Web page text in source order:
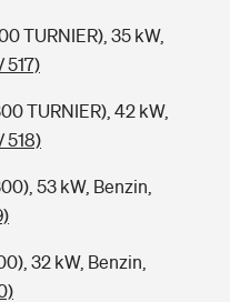
TURNIER), 35 kW,
517)
TURNIER), 42 kW,
518)
53 kW, Benzin,
32 kW, Benzin,